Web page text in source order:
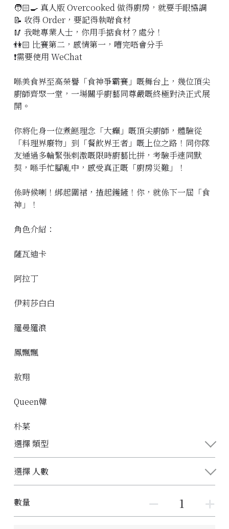
🧑🏻‍🍳 真人版 Overcooked 做得廚房，就要手眼協調
📝 收得 Order，要記得執啱食材
🥢 我哋專業人士，你用手掂食材？處分！
👫🏻 比賽第二，感情第一，嘈完唔會分手
❗️需要使用 WeChat
喺美食界至高榮譽「食神爭霸賽」嘅舞台上，幾位頂尖
廚師齊聚一堂，一場關乎廚藝同尊嚴嘅終極對決正式展
開。
你將化身一位煮餸理念「大癲」嘅頂尖廚師，體驗從
「料理界廢物」到「餐飲界王者」嘅上位之路！同你隊
友通過多輪緊張刺激嘅限時廚藝比拼，考驗手速同默
契，喺手忙腳亂中，感受真正嘅「廚房災難」！
係時候喇！綁起圍裙，揸起鑊鏟！你，就係下一屆「食
神」！
角色介紹：
薩瓦迪卡
阿拉丁
伊莉莎白白
羅曼羅浪
鳳飄飄
敖翔
Queen韓
朴菜
選擇 類型
選擇 人數
數量